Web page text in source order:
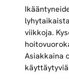
viikkoja.
Asiakkaina